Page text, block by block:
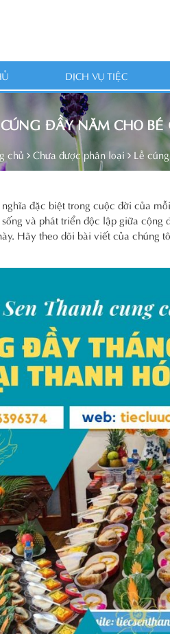
DỊCH VỤ TIỆC
ĐẦY NĂM CHO
chủ Chưa được phân loại Lễ
đặc biệt trong cuộc đời của
và phát triển độc lập giữa cộng
Hãy theo dõi bài viết của chúng